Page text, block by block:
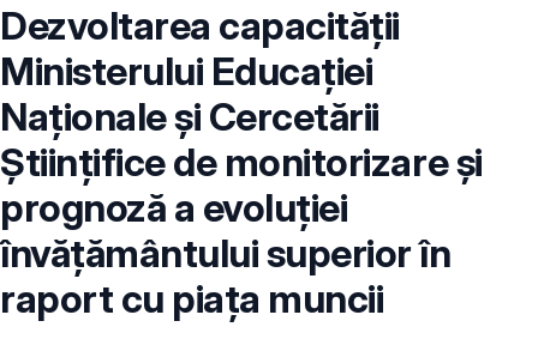
Dezvoltarea capacității
Ministerului Educației
Naționale și Cercetării
Științifice de monitorizare și
prognoză a evoluției
învățământului superior în
raport cu piața muncii